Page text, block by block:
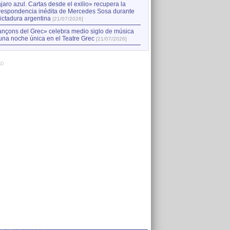
azul. Cartas desde el exilio» recupera la
inédita de Mercedes Sosa durante
argentina [21/07/2026]
del Grec» celebra medio siglo de música
noche única en el Teatre Grec [21/07/2026]